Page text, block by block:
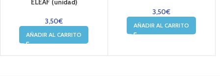
ELEAF (unidad)
3,50€
AÑADIR AL CARRITO
3,50€
AÑADIR AL CARRITO